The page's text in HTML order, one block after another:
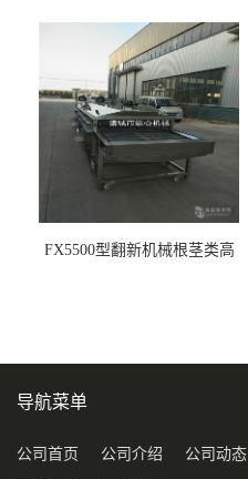
FX5500型翻新机械根茎类高
导航菜单
公司首页 公司介绍 公司动态